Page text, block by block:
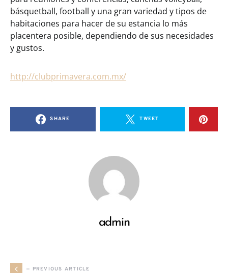
básquetball, football y una gran variedad y tipos de
habitaciones para hacer de su estancia lo más
placentera posible, dependiendo de sus necesidades
y gustos.
http://clubprimavera.com.mx/
SHARE TWEET
admin
— PREVIOUS ARTICLE